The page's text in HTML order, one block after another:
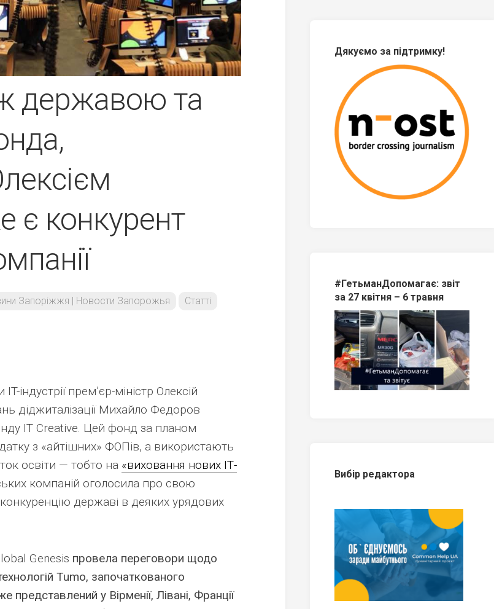
державою та
є конкурент
Запоріжжя | Новости Запорожья Статті
індустрії прем’єр-міністр Олексій
діджиталізації Михайло Федоров
IT Creative. Цей фонд за планом
з «айтішних» ФОПів, а використають
освіти — тобто на «виховання нових ІТ-
компаній оголосила про свою
державі в деяких урядових
Genesis провела переговори щодо
Tumo, започаткованого
у Вірменії, Лівані, Франції
Дякуємо за підтримку!
#ГетьманДопомагає: звіт
за 27 квітня – 6 травня
Вибір редактора